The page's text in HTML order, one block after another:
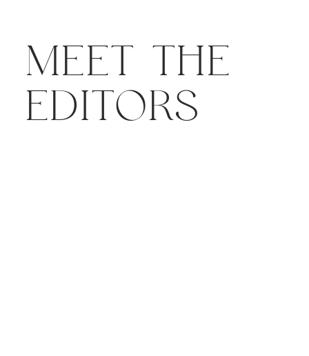
MEET THE
EDITORS